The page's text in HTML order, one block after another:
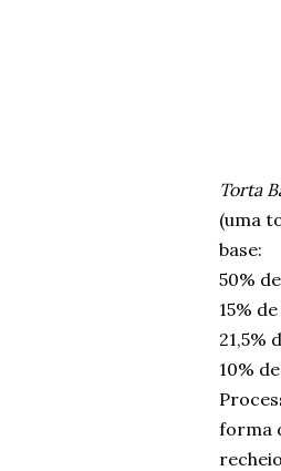
Torta
(uma
base:
50%
15%
21,5%
10%
forma